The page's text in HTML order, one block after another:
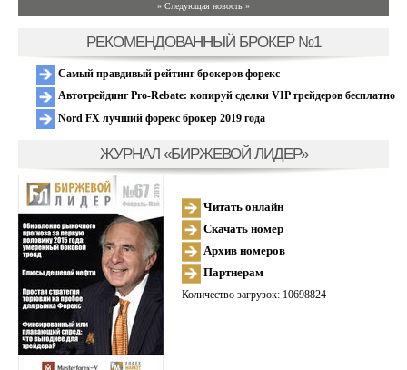
» Следующая новость »
РЕКОМЕНДОВАННЫЙ БРОКЕР №1
Самый правдивый рейтинг брокеров форекс
Автотрейдинг Pro-Rebate: копируй сделки VIP трейдеров бесплатно
Nord FX лучший форекс брокер 2019 года
ЖУРНАЛ «БИРЖЕВОЙ ЛИДЕР»
Читать онлайн
Скачать номер
Архив номеров
Партнерам
Количество загрузок: 10698824